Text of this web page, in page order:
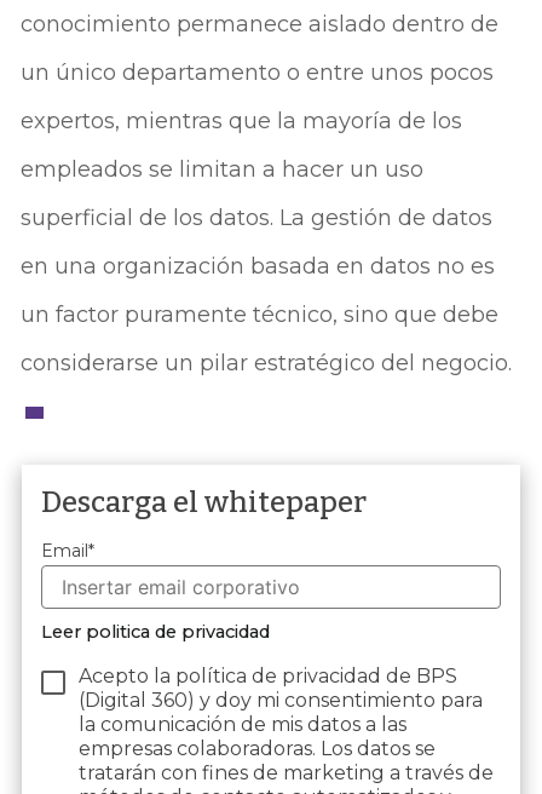
conocimiento permanece aislado dentro de
un único departamento o entre unos pocos
expertos, mientras que la mayoría de los
empleados se limitan a hacer un uso
superficial de los datos. La gestión de datos
en una organización basada en datos no es
un factor puramente técnico, sino que debe
considerarse un pilar estratégico del negocio.
Descarga el whitepaper
Email*
Leer politica de privacidad
Acepto la política de privacidad de BPS
(Digital 360) y doy mi consentimiento para
la comunicación de mis datos a las
empresas colaboradoras. Los datos se
tratarán con fines de marketing a través de